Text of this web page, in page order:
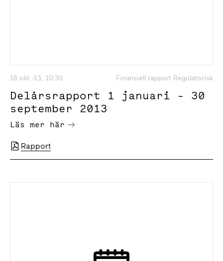
18 okt -13, 10:30 Finansiell rapport Regulatorisk
Delårsrapport 1 januari - 30
september 2013
Läs mer här
Rapport